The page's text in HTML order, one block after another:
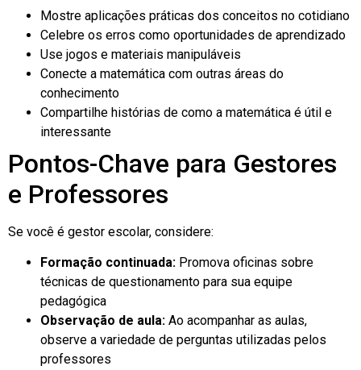
Mostre aplicações práticas dos conceitos no cotidiano
Celebre os erros como oportunidades de aprendizado
Use jogos e materiais manipuláveis
Conecte a matemática com outras áreas do
conhecimento
Compartilhe histórias de como a matemática é útil e
interessante
Pontos-Chave para Gestores
e Professores
Se você é gestor escolar, considere:
Formação continuada: Promova oficinas sobre
técnicas de questionamento para sua equipe
pedagógica
Observação de aula: Ao acompanhar as aulas,
observe a variedade de perguntas utilizadas pelos
professores